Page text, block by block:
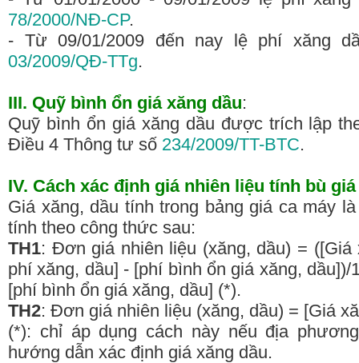
78/2000/NĐ-CP.
- Từ 09/01/2009 đến nay lệ phí xăng
03/2009/QĐ-TTg.
III. Quỹ bình ổn giá xăng dầu:
Quỹ bình ổn giá xăng dầu được trích lập
Điều 4 Thông tư số 234/2009/TT-BTC.
IV. Cách xác định giá nhiên liệu tính bù
Giá xăng, dầu tính trong bảng giá ca máy
tính theo công thức sau:
TH1: Đơn giá nhiên liệu (xăng, dầu) = ([Giá
phí xăng, dầu] - [phí bình ổn giá xăng,
[phí bình ổn giá xăng, dầu] (*).
TH2: Đơn giá nhiên liệu (xăng, dầu) = [Giá
(*): chỉ áp dụng cách này nếu địa
hướng dẫn xác định giá xăng dầu.